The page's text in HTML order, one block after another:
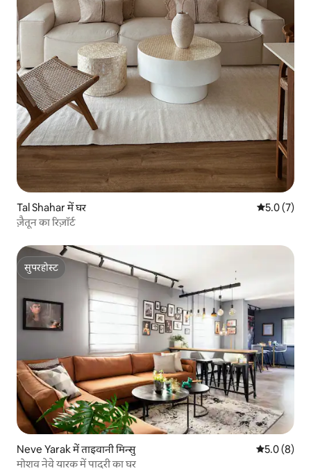
Tal Shahar में घर औसत रेटिंग 5
5.0 (7)
ज़ैतून का रिज़ॉर्ट
सुपरहोस्ट
सुपरहोस्ट
Neve Yarak में ताइवानी मिन्सु औसत रेटिंग 5
5.0 (8)
मोशव नेवे यारक में पादरी का घर